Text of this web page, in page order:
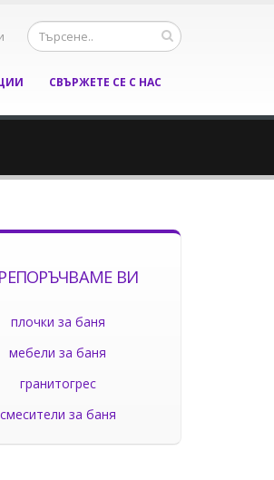
СВЪРЖЕТЕ СЕ С НАС
ВИ
плочки за баня
мебели за баня
гранитогрес
смесители за баня